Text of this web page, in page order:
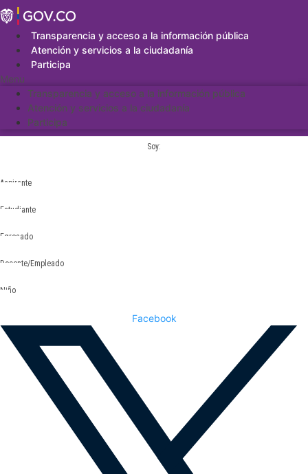
Saltar
al
contenidoTransparencia y acceso a la información pública
Atención y servicios a la ciudadanía
Participa
Menu
Transparencia y acceso a la información pública
Atención y servicios a la ciudadanía
Participa
Soy:
Aspirante
Estudiante
Egresado
Docente/Empleado
Niño
Facebook